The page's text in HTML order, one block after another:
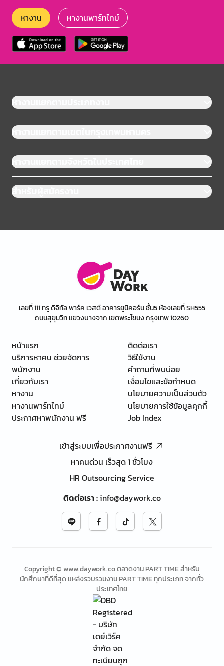
หางาน หางานพาร์ทไทม์
หางานแยกตามประเภทงาน
หางานแยกตามเขตในกรุงเทพมหานคร
หางานแยกตามจังหวัดในประเทศไทย
สำหรับผู้สมัครงาน
เลขที่ 111 ทรู ดิจิทัล พาร์ค เวสต์ อาคารยูนิคอร์น ชั้น5 ห้องเลขที่ SH555
ถนนสุขุมวิท แขวงบางจาก เขตพระโขนง กรุงเทพ 10260
หน้าแรก
บริการหาคน ช่วยจัดการ
พนักงาน
เกี่ยวกับเรา
หางาน
หางานพาร์ทไทม์
ประกาศหาพนักงาน ฟรี
ติดต่อเรา
วิธีใช้งาน
คำถามที่พบบ่อย
เงื่อนไขและข้อกำหนด
นโยบายความเป็นส่วนตัว
นโยบายการใช้ข้อมูลคุกกี้
Job Index
เข้าสู่ระบบเพื่อประกาศงานฟรี
หาคนด่วน เร็วสุด 1 ชั่วโมง
HR Outsourcing Service
ติดต่อเรา:info@daywork.co
Copyright © www.daywork.co ตลาดงาน PART TIME สำหรับ
นักศึกษาที่ดีที่สุด แหล่งรวบรวมงาน PART TIME ทุกประเภท จากทั่ว
ประเทศไทย